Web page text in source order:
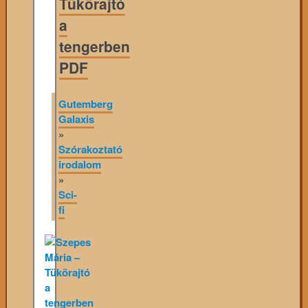
a
tengerben
PDF
Gutemberg
Galaxis
»
Szórakoztató
irodalom
»
Sci-
fi